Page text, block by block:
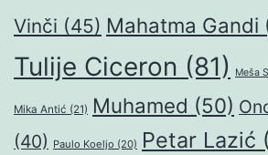
Vinči (45) Mahatma Gandi
Tulije Ciceron (81) Meša
Mika Antić (21) Muhamed (50)
(40) Paulo Koeljo (20) Petar Lazić